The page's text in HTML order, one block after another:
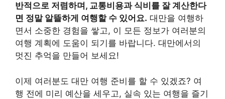
반적으로 저렴하며, 교통비용과 식비를 잘 계산한다
면 정말 알뜰하게 여행할 수 있어요. 대만을 여행하
면서 소중한 경험을 쌓고, 이 모든 정보가 여러분의
여행 계획에 도움이 되기를 바랍니다. 대만에서의
멋진 추억을 만들어 보세요!
이제 여러분도 대만 여행 준비를 할 수 있겠죠? 여
행 전에 미리 예산을 세우고, 실속 있는 여행을 즐기